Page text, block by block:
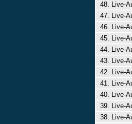
48. Live-
47. Live-
46. Live-
45. Live-
44. Live-
43. Live-
42. Live-
41. Live-
40. Live-
39. Live-
38. Live-